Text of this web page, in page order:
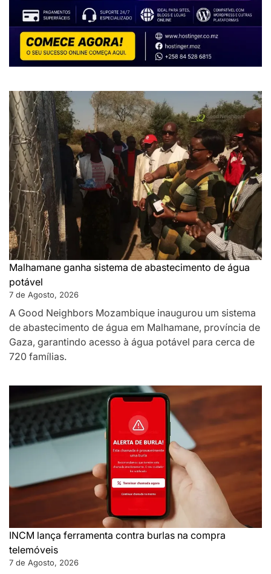
Malhamane ganha sistema de abastecimento de água
potável
7 de Agosto, 2026
A Good Neighbors Mozambique inaugurou um sistema
de abastecimento de água em Malhamane, província de
Gaza, garantindo acesso à água potável para cerca de
720 famílias.
INCM lança ferramenta contra burlas na compra
telemóveis
7 de Agosto, 2026